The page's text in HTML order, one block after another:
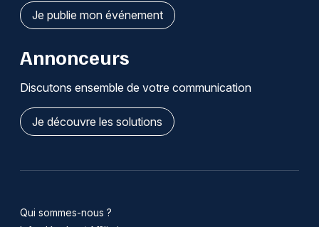
Je publie mon événement
Annonceurs
Discutons ensemble de votre communication
Je découvre les solutions
Qui sommes-nous ?